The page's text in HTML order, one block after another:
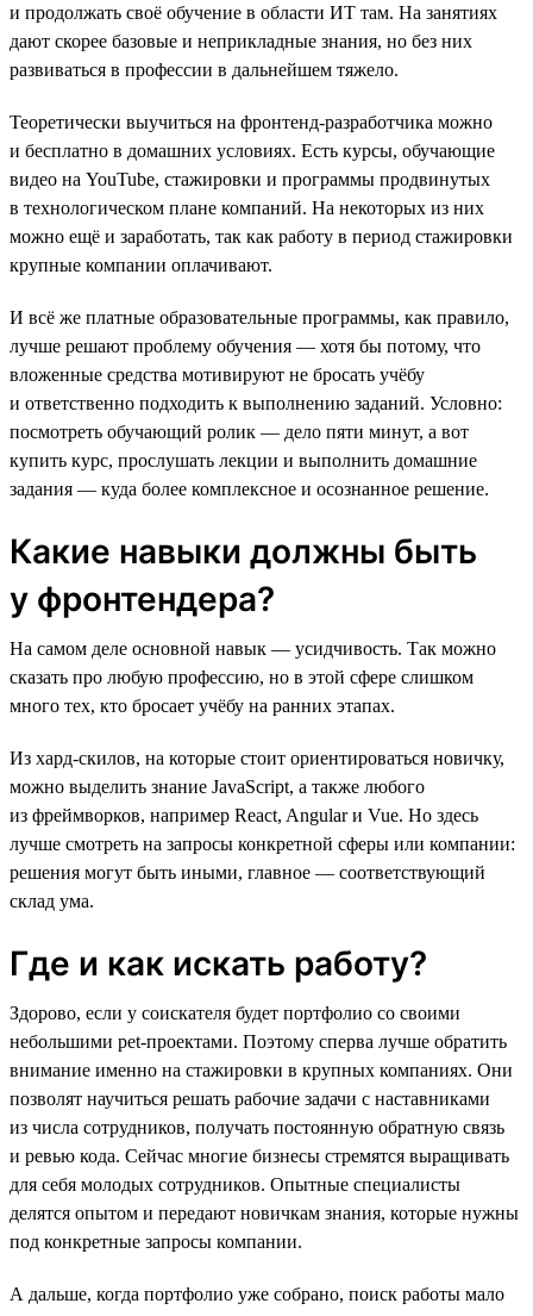
и продолжать своё обучение в области ИТ там. На занятиях
дают скорее базовые и неприкладные знания, но без них
развиваться в профессии в дальнейшем тяжело.
Теоретически выучиться на фронтенд-разработчика можно
и бесплатно в домашних условиях. Есть курсы, обучающие
видео на YouTube, стажировки и программы продвинутых
в технологическом плане компаний. На некоторых из них
можно ещё и заработать, так как работу в период стажировки
крупные компании оплачивают.
И всё же платные образовательные программы, как правило,
лучше решают проблему обучения — хотя бы потому, что
вложенные средства мотивируют не бросать учёбу
и ответственно подходить к выполнению заданий. Условно:
посмотреть обучающий ролик — дело пяти минут, а вот
купить курс, прослушать лекции и выполнить домашние
задания — куда более комплексное и осознанное решение.
Какие навыки должны быть
у фронтендера?
На самом деле основной навык — усидчивость. Так можно
сказать про любую профессию, но в этой сфере слишком
много тех, кто бросает учёбу на ранних этапах.
Из хард-скилов, на которые стоит ориентироваться новичку,
можно выделить знание JavaScript, а также любого
из фреймворков, например React, Angular и Vue. Но здесь
лучше смотреть на запросы конкретной сферы или компании:
решения могут быть иными, главное — соответствующий
склад ума.
Где и как искать работу?
Здорово, если у соискателя будет портфолио со своими
небольшими pet-проектами. Поэтому сперва лучше обратить
внимание именно на стажировки в крупных компаниях. Они
позволят научиться решать рабочие задачи с наставниками
из числа сотрудников, получать постоянную обратную связь
и ревью кода. Сейчас многие бизнесы стремятся выращивать
для себя молодых сотрудников. Опытные специалисты
делятся опытом и передают новичкам знания, которые нужны
под конкретные запросы компании.
А дальше, когда портфолио уже собрано, поиск работы мало